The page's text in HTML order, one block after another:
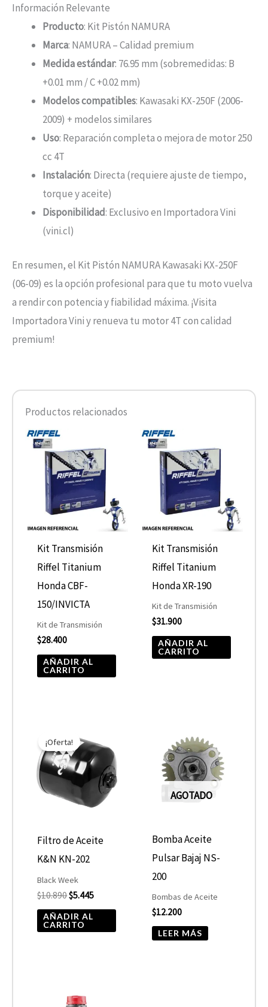
Información Relevante
Producto: Kit Pistón NAMURA
Marca: NAMURA – Calidad premium
Medida estándar: 76.95 mm (sobremedidas: B
+0.01 mm / C +0.02 mm)
Modelos compatibles: Kawasaki KX-250F (2006-
2009) + modelos similares
Uso: Reparación completa o mejora de motor 250
cc 4T
Instalación: Directa (requiere ajuste de tiempo,
torque y aceite)
Disponibilidad: Exclusivo en Importadora Vini
(vini.cl)
En resumen, el Kit Pistón NAMURA Kawasaki KX-250F
(06-09) es la opción profesional para que tu moto vuelva
a rendir con potencia y fiabilidad máxima. ¡Visita
Importadora Vini y renueva tu motor 4T con calidad
premium!
Productos relacionados
Kit Transmisión
Riffel Titanium
Honda CBF-
150/INVICTA
Kit de Transmisión
$28.400
AÑADIR AL
CARRITO
Kit Transmisión
Riffel Titanium
Honda XR-190
Kit de Transmisión
$31.900
AÑADIR AL
CARRITO
¡Oferta!
Filtro de Aceite
K&N KN-202
Black Week
$10.890
precio
original
era:
$10.890.
$5.445
actual
es:
$5.445.
AÑADIR AL
CARRITO
AGOTADO
Bomba Aceite
Pulsar Bajaj NS-
200
Bombas de Aceite
$12.200
LEER MÁS